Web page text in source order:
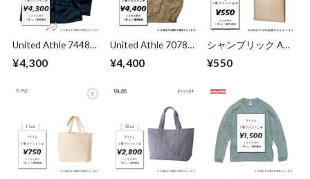
United Athle 7448-
ケット ジャケット
¥4,300
United Athle 7078-
トップ（裏地付）
¥4,400
シャンブリック A4
番：TR-0936)
¥550